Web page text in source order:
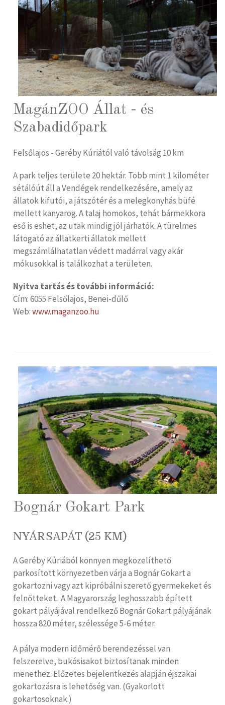
MagánZOO Állat - és
Szabadidőpark
Felsőlajos - Geréby Kúriától való távolság 10 km
A park teljes területe 20 hektár. Több mint 1 kilométer
sétálóút áll a Vendégek rendelkezésére, amely az
állatok kifutói, a játszótér és a melegkonyhás büfé
mellett kanyarog. A talaj homokos, tehát bármekkora
eső is eshet, az utak mindig jól járhatók. A türelmes
látogató az állatkerti állatok mellett
megszámlálhatatlan védett madárral vagy akár
mókusokkal is találkozhat a területen.
Nyitva tartás és további információ:
Cím: 6055 Felsőlajos, Benei-dűlő
Web:www.maganzoo.hu
Bognár Gokart Park
NYÁRSAPÁT (25 KM)
A Geréby Kúriából könnyen megközelíthető
parkosított környezetben várja a Bognár Gokart a
gokartozni vagy azt kipróbálni szerető gyermekeket és
felnőtteket. A Magyarország leghosszabb épített
gokart pályájával rendelkező Bognár Gokart pályájának
hossza 820 méter, szélessége 5-6 méter.
A pálya modern időmérő berendezéssel van
felszerelve, bukósisakot biztosítanak minden
menethez. Előzetes bejelentkezés alapján éjszakai
gokartozásra is lehetőség van. (Gyakorlott
gokartosoknak.)